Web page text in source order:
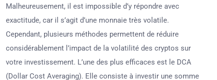
Malheureusement, il est impossible d’y répondre avec
exactitude, car il s’agit d’une monnaie très volatile.
Cependant, plusieurs méthodes permettent de réduire
considérablement l’impact de la volatilité des cryptos sur
votre investissement. L’une des plus efficaces est le DCA
(Dollar Cost Averaging). Elle consiste à investir une somme